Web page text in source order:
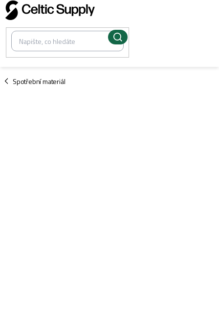
Přejít
na
obsah
Spotřební materiál
/